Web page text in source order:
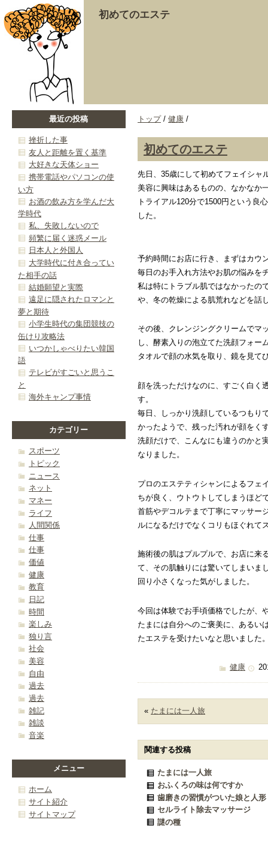
初めてのエステ
トップ/ 健康 /
初めてのエステ
先日、35歳にして初めてフェイシャ
美容に興味はあるものの、なかなか
トライアル120分で1500円という良
した。
予約時間にお店に行き、まずはカウ
毎日のお手入れ方法やお肌の悩みを
私は特にトラブル肌ではなかったの
や、冬の乾燥による肌荒れなどを話
その後、クレンジングクリームでマ
し、酵素入りの泡立てた洗顔フォー
タオルで顔の水気を取り、鏡を見て
顔を洗っただけなのに、すごく白く
す。
毎日、しっかり洗顔しているつもり
かったようで、残った汚れが顔をく
洗顔だけで、こんなにも違うのかと
なりました。
プロのエステティシャンによるフェ
ちが良く、ウトウトしてしまうほど
首筋やデコルテまで丁寧にマッサー
ルになるだけでなくコリもほぐれて
施術後の肌はプルプルで、お店に来
て、その肌触りには驚いてしまいま
回り小さくなった気がしました。
今回は体験でお手頃価格でしたが、
たまには自分へのご褒美に、あるい
たエステを受けたいなと思いました
健康
« たまには一人旅
関連する投稿
たまには一人旅
おふくろの味は何ですか
歯磨きの習慣がついた娘と人形
セルライト除去マッサージ
謎の種
最近の投稿
挫折した事
友人と距離を置く基準
大好きな天体ショー
携帯電話やパソコンの使
い方
お酒の飲み方を学んだ大
学時代
私、失敗しないので
頻繁に届く迷惑メール
日本人と外国人
大学時代に付き合ってい
た相手の話
結婚願望と実際
遠足に隠されたロマンと
夢と期待
小学生時代の集団競技の
缶けり攻略法
いつかしゃべりたい韓国
語
テレビがすごいと思うこ
と
海外キャンプ事情
カテゴリー
スポーツ
トピック
ニュース
ネット
マネー
ライフ
人間関係
仕事
仕事
価値
健康
教育
日記
時間
楽しみ
独り言
社会
美容
自由
過去
過去
雑記
雑談
音楽
メニュー
ホーム
サイト紹介
サイトマップ